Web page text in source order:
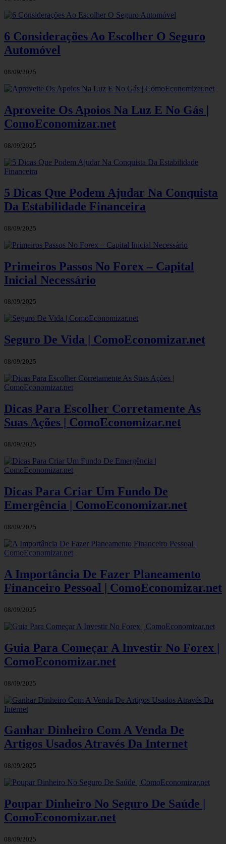
6 Considerações Ao Escolher O Seguro
Automóvel
08/09/2025
Aproveite Os Apoios Na Luz E No Gás |
ComoEconomizar.net
08/09/2025
5 Dicas Que Podem Ajudar Na Conquista
Da Estabilidade Financeira
08/09/2025
Primeiros Passos No Forex – Capital
Inicial Necessário
08/09/2025
Seguro De Vida | ComoEconomizar.net
08/09/2025
Dicas Para Escolher Corretamente As
Suas Ações | ComoEconomizar.net
08/09/2025
Dicas Para Criar Um Fundo De
Emergência | ComoEconomizar.net
08/09/2025
A Importância De Fazer Planeamento
Financeiro Pessoal | ComoEconomizar.net
08/09/2025
Guia Para Começar A Investir No Forex |
ComoEconomizar.net
08/09/2025
Ganhar Dinheiro Com A Venda De
Artigos Usados Através Da Internet
08/09/2025
Poupar Dinheiro No Seguro De Saúde |
ComoEconomizar.net
08/09/2025